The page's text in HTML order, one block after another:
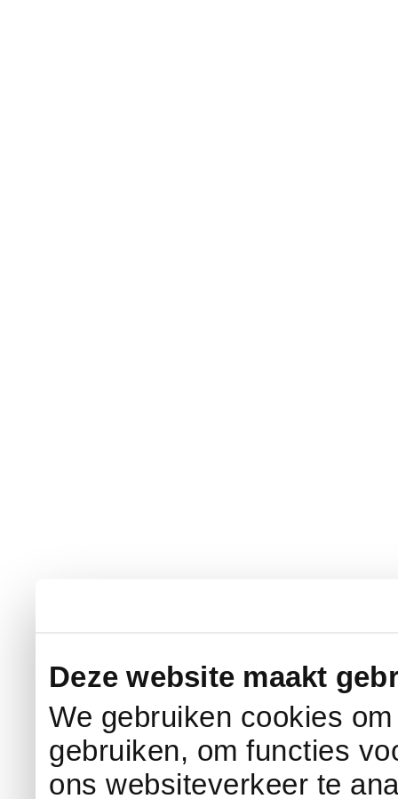
Deze website maakt
We gebruiken cookies
gebruiken, om functies
ons websiteverkeer te